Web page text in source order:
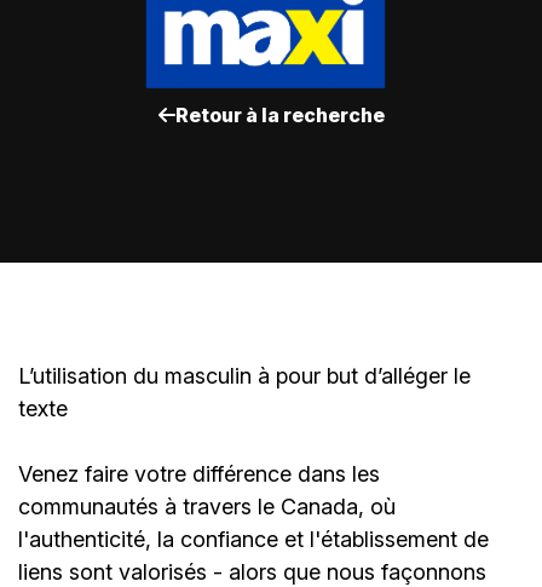
Retour à la recherche
L’utilisation du masculin à pour but d’alléger le
texte
Venez faire votre différence dans les
communautés à travers le Canada, où
l'authenticité, la confiance et l'établissement de
liens sont valorisés - alors que nous façonnons